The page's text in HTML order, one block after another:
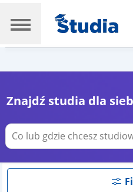
Znajdź studia dla